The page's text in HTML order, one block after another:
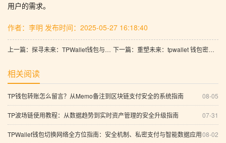
用户的需求。
作者：李明 发布时间：2025-05-27 16:18:40
上一篇：探寻未来：TPWallet钱包与Solana链的旅程 下一篇：重塑未来：tpwallet 钱包密钥修改的全景解析
相关阅读
08-05
TP钱包转账怎么留言？从Memo备注到区块链支付安全的系统指南
07-31
TP波场链使用教程：从数据趋势到实时资产管理的安全升级指南
08-02
TPWallet钱包切换网络全方位指南：安全机制、私密支付与智能数据应用